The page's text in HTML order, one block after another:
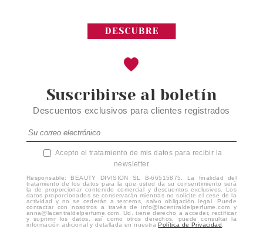
Suscribirse al boletín
Descuentos exclusivos para clientes registrados
Acepto el tratamiento de mis datos para recibir la
newsletter
Responsable: BEAUTY DIVISION SL B-66515875. La finalidad del
tratamiento de los datos para la que usted da su consentimiento será
la de proporcionar contenido comercial y descuentos exclusivos. Los
datos proporcionados se conservarán mientras no solicite el cese de la
actividad y no se cederán a terceros, salvo obligación legal. Puede
contactar con nosotros a través de info@lacentraldelperfume.com y
anna@lacentraldelperfume.com. Ud. tiene derecho a acceder, rectificar
y suprimir los datos, así como otros derechos, puede consultar la
información adicional y detallada en nuestraPolítica de Privacidad